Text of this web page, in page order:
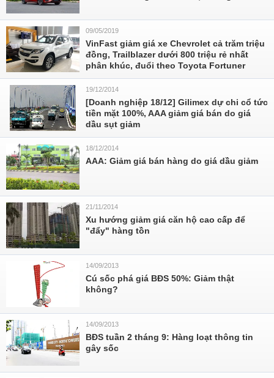
09/05/2019
VinFast giảm giá xe Chevrolet cả trăm triệu
đồng, Trailblazer dưới 800 triệu rẻ nhất
phân khúc, đuổi theo Toyota Fortuner
19/12/2014
[Doanh nghiệp 18/12] Gilimex dự chi cổ tức
tiền mặt 100%, AAA giảm giá bán do giá
dầu sụt giảm
18/12/2014
AAA: Giảm giá bán hàng do giá dầu giảm
21/11/2014
Xu hướng giảm giá căn hộ cao cấp để
"đẩy" hàng tồn
14/09/2013
Cú sốc phá giá BĐS 50%: Giảm thật
không?
14/09/2013
BĐS tuần 2 tháng 9: Hàng loạt thông tin
gây sốc